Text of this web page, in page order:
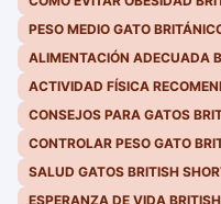
PESO MEDIO GATO
ALIMENTACIÓN ADECUADA
ACTIVIDAD FÍSICA
CONSEJOS PARA GATOS
CONTROLAR PESO GATO
SALUD GATOS BRITISH
ESPERANZA DE VIDA